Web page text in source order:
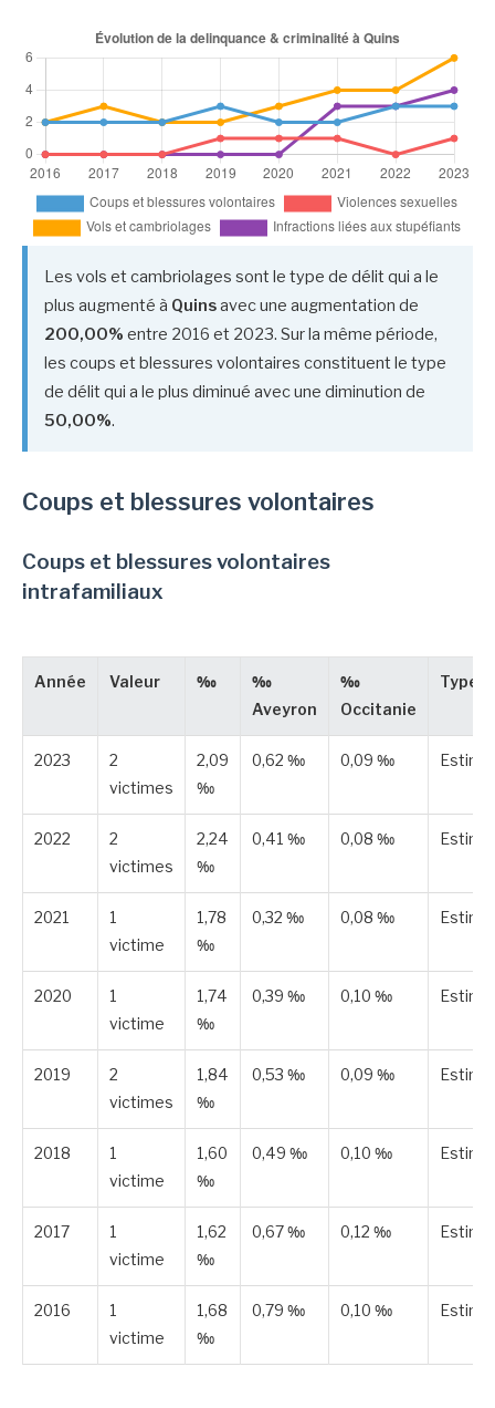
Les vols et cambriolages sont le type de délit qui a le
plus augmenté à Quinsavec une augmentation de
200,00% entre 2016 et 2023. Sur la même période,
les coups et blessures volontaires constituent le type
de délit qui a le plus diminué avec une diminution de
50,00%.
Coups et blessures volontaires
Coups et blessures volontaires
intrafamiliaux
Année Valeur ‰
‰
Aveyron
‰
Occitanie
Type
2023
2
victimes
2,09
‰
0,62 ‰ 0,09 ‰
2022
2
victimes
2,24
‰
0,41 ‰ 0,08 ‰
2021
1
victime
1,78
‰
0,32 ‰ 0,08 ‰
2020
1
victime
1,74
‰
0,39 ‰ 0,10 ‰
2019
2
victimes
1,84
‰
0,53 ‰ 0,09 ‰
2018
1
victime
1,60
‰
0,49 ‰ 0,10 ‰
2017
1
victime
1,62
‰
0,67 ‰ 0,12 ‰
2016
1
victime
1,68
‰
0,79 ‰ 0,10 ‰